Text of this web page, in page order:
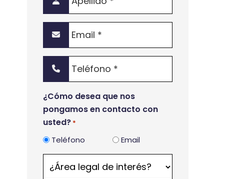
Teléfono
¿Cómo desea que nos
pongamos en contacto con
usted? *
Teléfono Email
¿Área
legal